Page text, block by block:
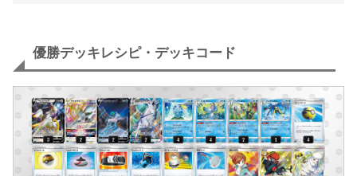
優勝デッキレシピ・デッキコード